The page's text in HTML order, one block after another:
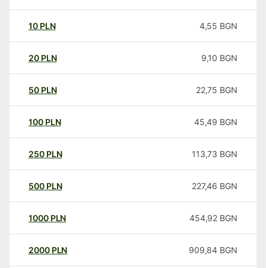
10 PLN 4,55 BGN
20 PLN 9,10 BGN
50 PLN 22,75 BGN
100 PLN 45,49 BGN
250 PLN 113,73 BGN
500 PLN 227,46 BGN
1000 PLN 454,92 BGN
2000 PLN 909,84 BGN